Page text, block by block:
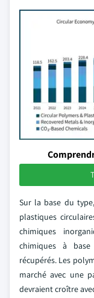
Sur la base du
plastiques
chimiques
chimiques à
récupérés. Les
marché avec une
devraient croître